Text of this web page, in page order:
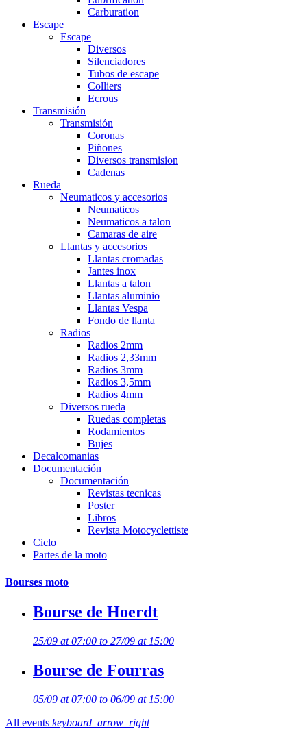
Carburation
Escape
Escape
Diversos
Silenciadores
Tubos de escape
Colliers
Ecrous
Transmisión
Transmisión
Coronas
Piñones
Diversos transmision
Cadenas
Rueda
Neumaticos y accesorios
Neumaticos
Neumaticos a talon
Camaras de aire
Llantas y accesorios
Llantas cromadas
Jantes inox
Llantas a talon
Llantas aluminio
Llantas Vespa
Fondo de llanta
Radios
Radios 2mm
Radios 2,33mm
Radios 3mm
Radios 3,5mm
Radios 4mm
Diversos rueda
Ruedas completas
Rodamientos
Bujes
Decalcomanias
Documentación
Documentación
Revistas tecnicas
Poster
Libros
Revista Motocyclettiste
Ciclo
Partes de la moto
Bourses moto
Bourse de Hoerdt
25/09 at 07:00 to 27/09 at 15:00
Bourse de Fourras
05/09 at 07:00 to 06/09 at 15:00
All events keyboard_arrow_right